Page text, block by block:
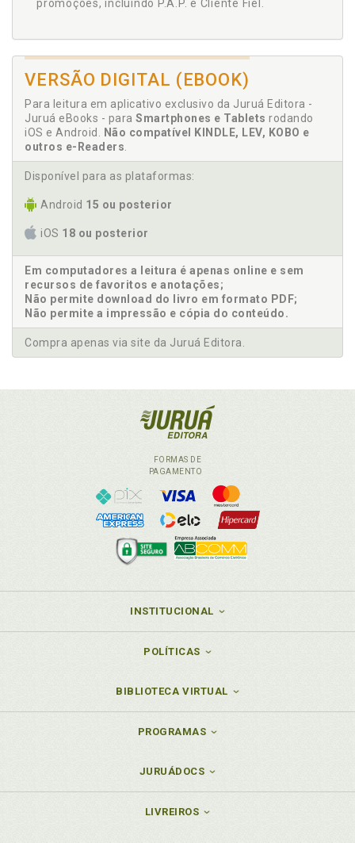
promoções, incluindo P.A.P. e Cliente Fiel.
VERSÃO DIGITAL (EBOOK)
Para leitura em aplicativo exclusivo da Juruá Editora -
Juruá eBooks - para Smartphones e Tablets rodando
iOS e Android.
Não compatível KINDLE, LEV, KOBO e
outros e-Readers
Disponível para as plataformas:
Android 15 ou posterior
iOS 18 ou posterior
Em computadores a leitura é apenas online e sem
recursos de favoritos e anotações;
Não permite download do livro em formato PDF;
Não permite a impressão e cópia do conteúdo.
Compra apenas via site da Juruá Editora.
FORMAS DE
PAGAMENTO
INSTITUCIONAL
POLÍTICAS
BIBLIOTECA VIRTUAL
PROGRAMAS
JURUÁDOCS
LIVREIROS